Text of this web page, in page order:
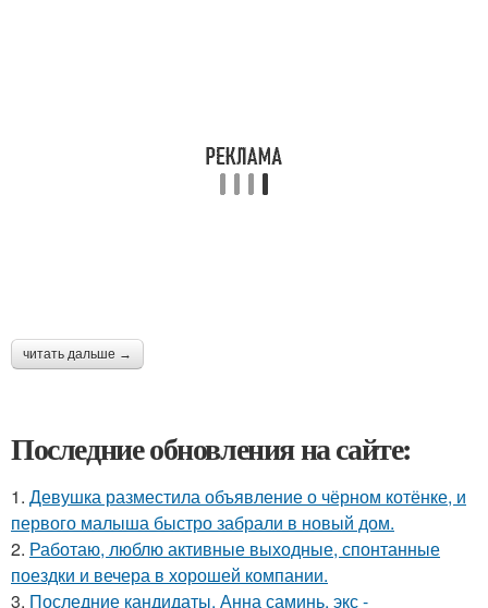
читать дальше →
Последние обновления на сайте:
1. Девушка разместила объявление о чёрном котёнке, и
первого малыша быстро забрали в новый дом.
2. Работаю, люблю активные выходные, спонтанные
поездки и вечера в хорошей компании.
3. Последние кандидаты. Анна саминь, экс -